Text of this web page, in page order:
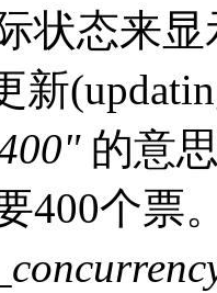
状态来
新
的意
400个票